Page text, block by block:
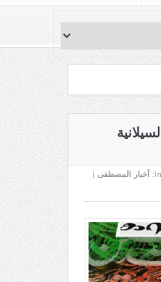
In: أخبار المصطفى |